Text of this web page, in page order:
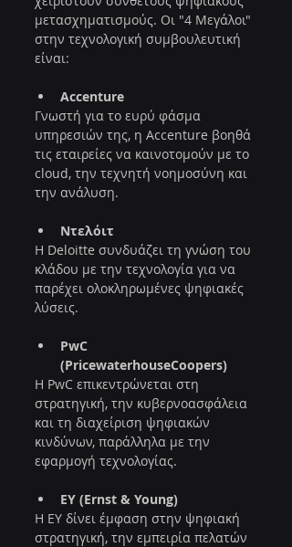
μετασχηματισμούς. Οι "4 Μεγάλοι"
στην τεχνολογική συμβουλευτική
είναι:
Accenture
Γνωστή για το ευρύ φάσμα
υπηρεσιών της, η Accenture βοηθά
τις εταιρείες να καινοτομούν με το
cloud, την τεχνητή νοημοσύνη και
την ανάλυση.
Ντελόιτ
Η Deloitte συνδυάζει τη γνώση του
κλάδου με την τεχνολογία για να
παρέχει ολοκληρωμένες ψηφιακές
λύσεις.
PwC
(PricewaterhouseCoopers)
Η PwC επικεντρώνεται στη
στρατηγική, την κυβερνοασφάλεια
και τη διαχείριση ψηφιακών
κινδύνων, παράλληλα με την
εφαρμογή τεχνολογίας.
EY (Ernst & Young)
Η EY δίνει έμφαση στην ψηφιακή
στρατηγική, την εμπειρία πελατών